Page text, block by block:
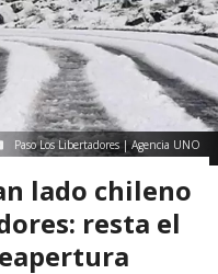
Paso Los Libertadores | Agencia UNO
lado chileno
resta el